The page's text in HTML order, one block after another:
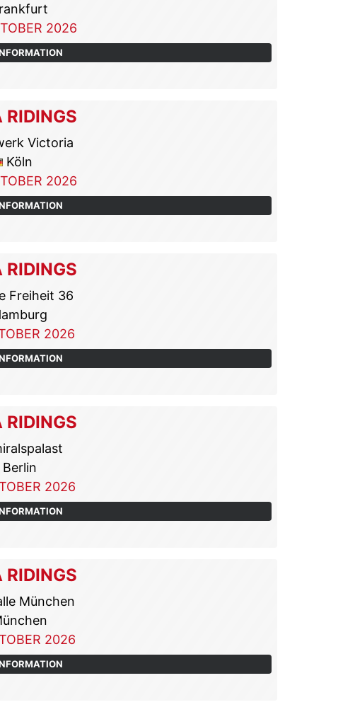
2026
RIDINGS
Victoria
Köln
2026
RIDINGS
Freiheit 36
2026
RIDINGS
2026
RIDINGS
München
2026